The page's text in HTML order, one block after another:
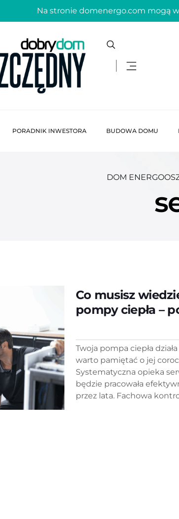
Na stronie domenergo.com mogą
PORADNIK INWESTORA BUDOWA DOMU
DOM
Co musisz
pompy ciepła –
Twoja pompa ciepła
warto pamiętać o jej
Systematyczna opieka
będzie pracowała
przez lata. Fachowa